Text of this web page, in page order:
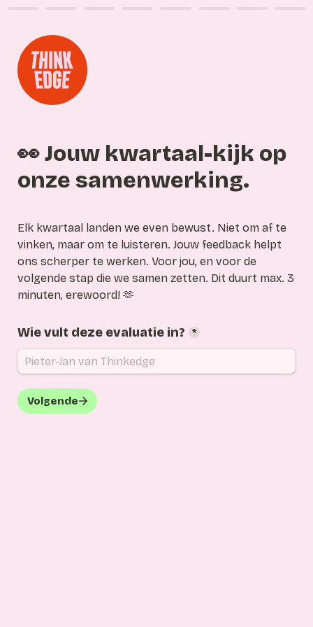
👀 Jouw kwartaal-kijk op
onze samenwerking.
Elk kwartaal landen we even bewust. Niet om af te
vinken, maar om te luisteren. Jouw feedback helpt
ons scherper te werken. Voor jou, en voor de
volgende stap die we samen zetten. Dit duurt max. 3
minuten, erewoord! 🫶
Wie vult deze evaluatie in? *
Volgende